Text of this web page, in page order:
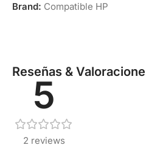
Brand: Compatible HP
Reseñas &
5
2 reviews